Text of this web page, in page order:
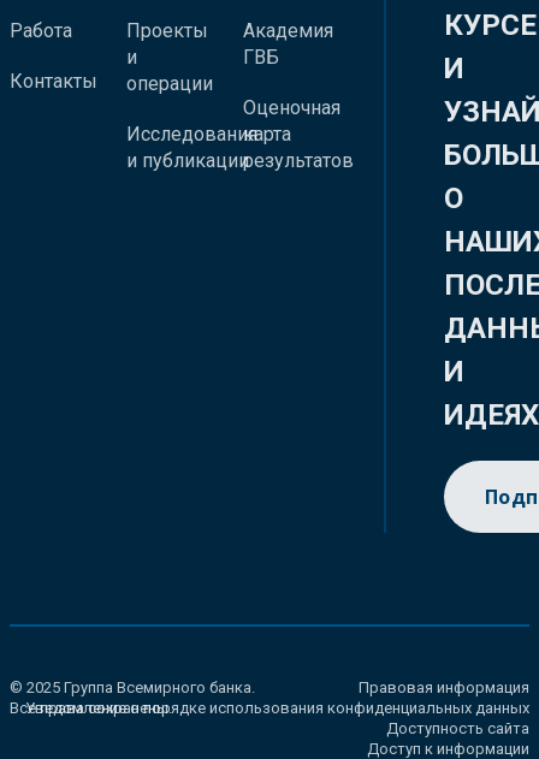
Работа
Контакты
Проекты
и
операции
Исследования
и публикации
Академия
ГВБ
Оценочная
карта
результатов
КУРСЕ
И
О
И
ИДЕЯХ
© 2025 Группа Всемирного банка.
Все права сохранены.
Правовая информация
Уведомление о порядке использования конфиденциальных данных
Доступность сайта
Доступ к информации